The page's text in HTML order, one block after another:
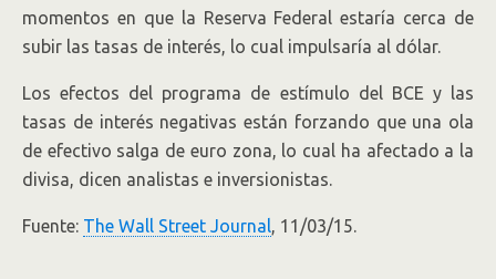
momentos en que la Reserva Federal estaría cerca de
subir las tasas de interés, lo cual impulsaría al dólar.
Los efectos del programa de estímulo del BCE y las
tasas de interés negativas están forzando que una ola
de efectivo salga de euro zona, lo cual ha afectado a la
divisa, dicen analistas e inversionistas.
Fuente: The Wall Street Journal, 11/03/15.